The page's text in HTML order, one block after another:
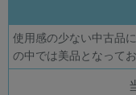
使用感の少ない中古品
の中では美品となってお